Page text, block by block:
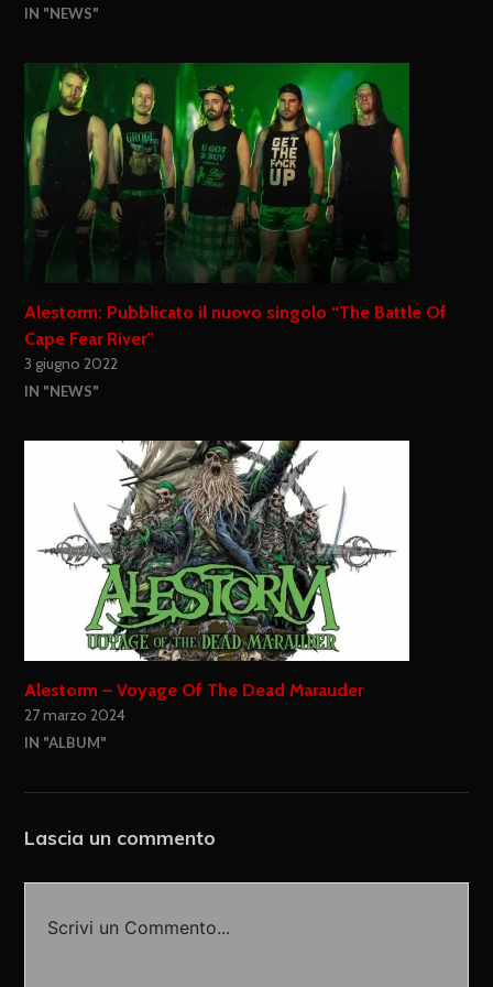
IN "NEWS"
Alestorm: Pubblicato il nuovo singolo “The Battle Of
Cape Fear River”
3 giugno 2022
IN "NEWS"
Alestorm – Voyage Of The Dead Marauder
27 marzo 2024
IN "ALBUM"
Lascia un commento
Scrivi un Commento...